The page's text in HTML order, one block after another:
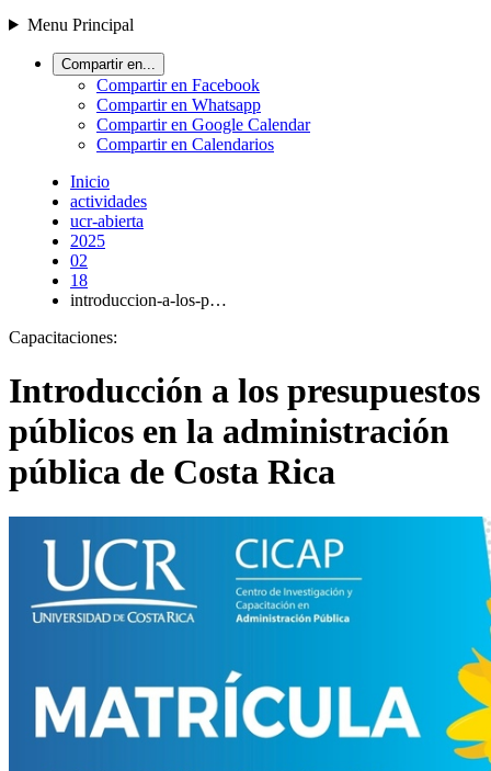
Menu Principal
Compartir en...
Compartir en Facebook
Compartir en Whatsapp
Compartir en Google Calendar
Compartir en Calendarios
Inicio
actividades
ucr-abierta
2025
02
18
introduccion-a-los-p…
Capacitaciones:
Introducción a los presupuestos
públicos en la administración
pública de Costa Rica